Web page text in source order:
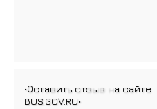
•Оставить отзыв на сайте
BUS.GOV.RU•